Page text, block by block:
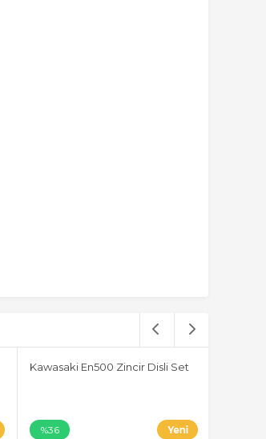
Kawasaki En500 Zincir Disli Set
%36